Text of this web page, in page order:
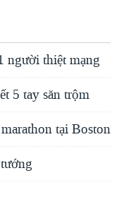
người thiệt mạng
5 tay săn trộm
tại Boston